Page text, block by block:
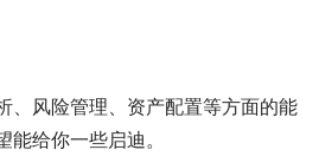
、风险管理、资产配置等方面的能
给你一些启迪。